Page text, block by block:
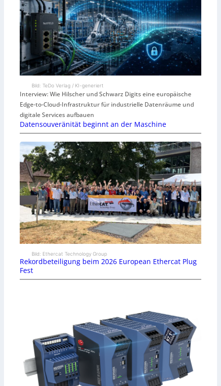
Bild: TeDo Verlag / KI-generiert
Interview: Wie Hilscher und Schwarz Digits eine europäische
Edge-to-Cloud-Infrastruktur für industrielle Datenräume und
digitale Services aufbauen
Datensouveränität beginnt an der Maschine
Bild: Ethercat Technology Group
Rekordbeteiligung beim 2026 European Ethercat Plug
Fest